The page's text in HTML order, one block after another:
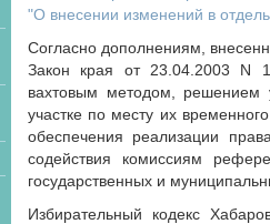
"О внесении изменений в
Согласно дополнениям,
Закон края от 23.04.2003 N
вахтовым методом, решением
участке по месту их
обеспечения реализации
содействия комиссиям
государственных и
Избирательный кодекс